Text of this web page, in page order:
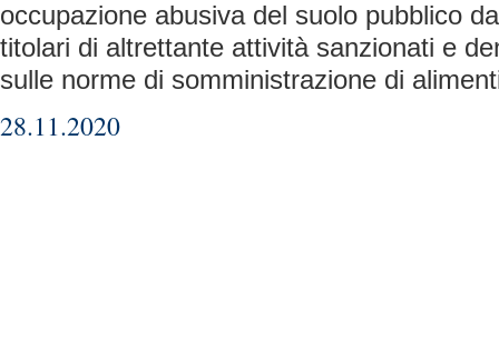
occupazione abusiva del suolo pubblico
titolari di altrettante attività sanzionati e
sulle norme di somministrazione di
28.11.2020